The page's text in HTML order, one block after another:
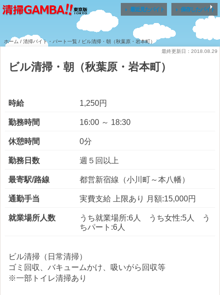
 最近見たバイト  保存したバイト
ホーム / 清掃バイト・パート一覧 / ビル清掃・朝（秋葉原・岩本町）
最終更新日：2018.08.29
ビル清掃・朝（秋葉原・岩本町）
時給 1,250円
勤務時間 16:00 ～ 18:30
休憩時間 0分
勤務日数 週５回以上
最寄駅/路線 都営新宿線（小川町～本八幡）
通勤手当 実費支給 上限あり 月額:15,000円
就業場所人数
うち就業場所:6人 うち女性:5人 う
ちパート:6人
ビル清掃（日常清掃）
ゴミ回収、バキュームかけ、吸いがら回収等
※一部トイレ清掃あり